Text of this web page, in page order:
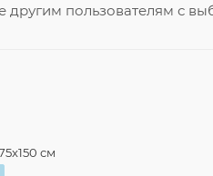
другим пользователям с
см